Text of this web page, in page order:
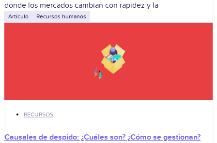
donde los mercados cambian con rapidez y la
Artículo Recursos humanos
RECURSOS
Causales de despido: ¿Cuáles son? ¿Cómo se gestionan?